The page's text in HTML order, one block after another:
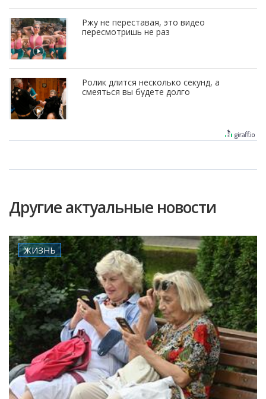
Ржу не переставая, это видео
пересмотришь не раз
Ролик длится несколько секунд, а
смеяться вы будете долго
Другие актуальные новости
ЖИЗНЬ